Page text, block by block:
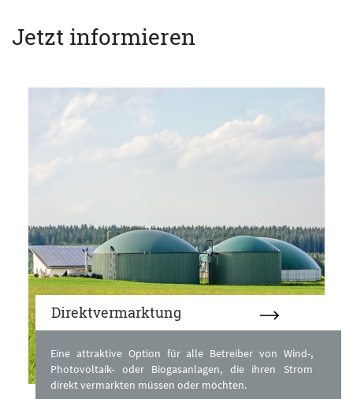
Jetzt informieren
Direktvermarktung
Eine attraktive Option für alle Betreiber von Wind-,
Photovoltaik- oder Biogasanlagen, die ihren Strom
direkt vermarkten müssen oder möchten.